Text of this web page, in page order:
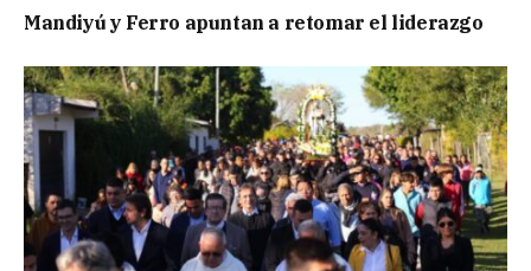
Mandiyú y Ferro apuntan a retomar el liderazgo